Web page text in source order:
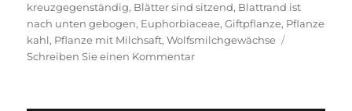
kreuzgegenständig, Blätter sind sitzend, Blattrand ist
nach unten gebogen, Euphorbiaceae,Giftpflanze, Pflanze
kahl, Pflanze mit Milchsaft,Wolfsmilchgewächse
Schreiben Sie einen Kommentarzu